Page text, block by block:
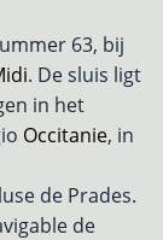
63, bij
. De sluis ligt
in het
Occitanie, in
de Prades.
de